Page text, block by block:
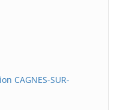
CAGNES-SUR-